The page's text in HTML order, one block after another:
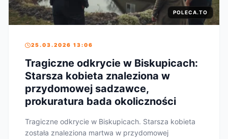
POLECA.TO
25.03.2026 13:06
Tragiczne odkrycie w Biskupicach:
Starsza kobieta znaleziona w
przydomowej sadzawce,
prokuratura bada okoliczności
Tragiczne odkrycie w Biskupicach. Starsza kobieta
została znaleziona martwa w przydomowej